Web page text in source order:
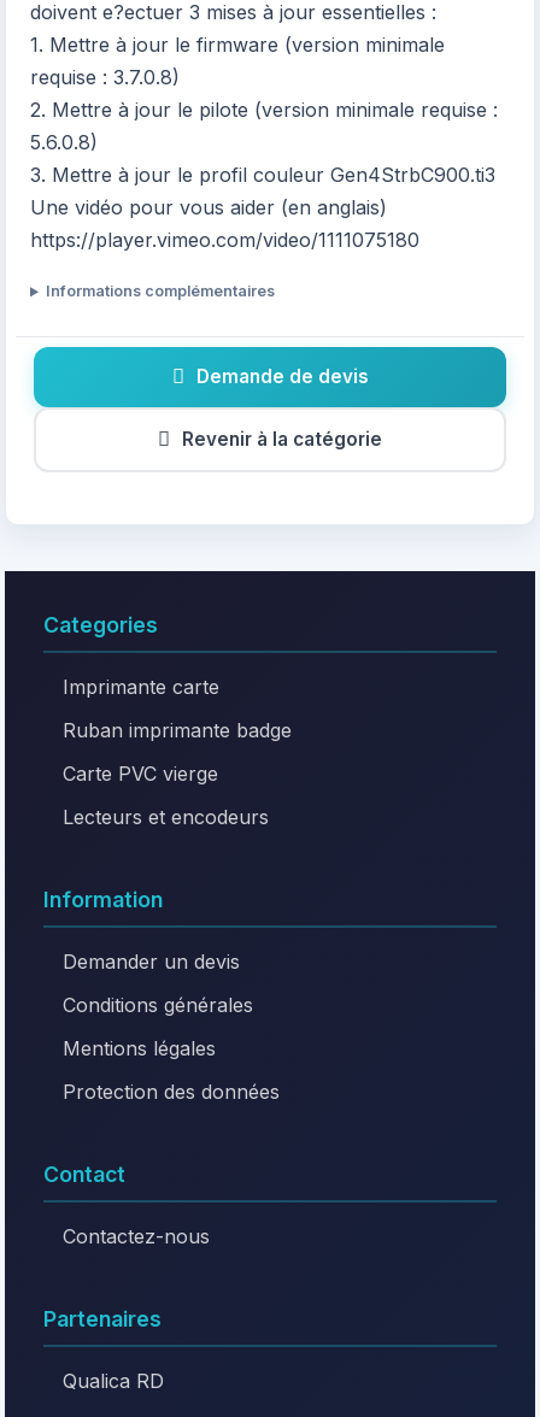
doivent e?ectuer 3 mises à jour essentielles :
1. Mettre à jour le firmware (version minimale
requise : 3.7.0.8)
2. Mettre à jour le pilote (version minimale requise :
5.6.0.8)
3. Mettre à jour le profil couleur Gen4StrbC900.ti3
Une vidéo pour vous aider (en anglais)
https://player.vimeo.com/video/1111075180
Informations complémentaires
Demande de devis
Revenir à la catégorie
Categories
Imprimante carte
Ruban imprimante badge
Carte PVC vierge
Lecteurs et encodeurs
Information
Demander un devis
Conditions générales
Mentions légales
Protection des données
Contact
Contactez-nous
Partenaires
Qualica RD